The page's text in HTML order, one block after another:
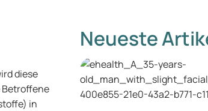
diese
Betroffene
in
Neueste